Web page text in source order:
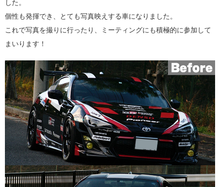
した。
個性も発揮でき、とても写真映えする車になりました。
これで写真を撮りに行ったり、ミーティングにも積極的に参加して
まいります！